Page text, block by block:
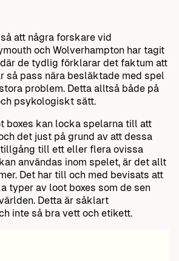
att några forskare vid
och Wolverhampton har tagit
de tydlig förklarar det faktum att
så pass nära besläktade med spel
problem. Detta alltså både på
psykologiskt sätt.
boxes kan locka spelarna till att
det just på grund av att dessa
till ett eller flera ovissa
användas inom spelet, är det allt
Det har till och med bevisats att
typer av loot boxes som de sen
Detta är såklart
inte så bra vett och etikett.